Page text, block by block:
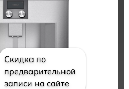
Скидка по
предварительной
записи на сайте